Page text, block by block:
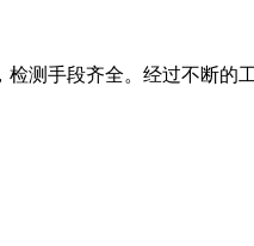
测手段齐全。经过不断